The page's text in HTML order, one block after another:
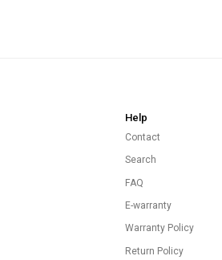
Help
Contact
Search
FAQ
E-warranty
Warranty Policy
Return Policy